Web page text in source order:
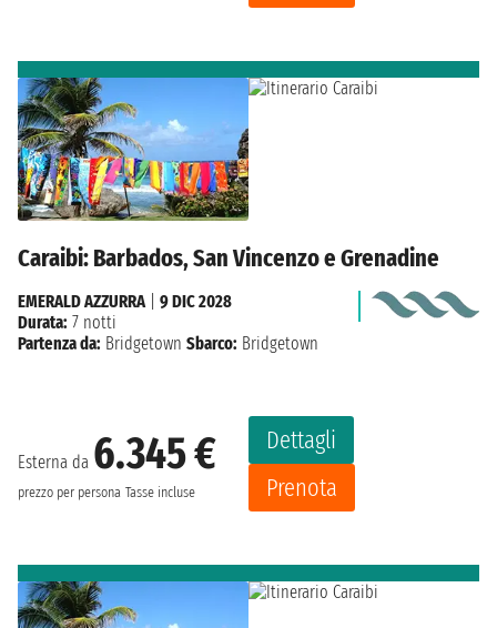
Caraibi: Barbados, San Vincenzo e Grenadine
Esterna da 6.345 €
prezzo per persona Tasse incluse
Dettagli
Prenota
EMERALD AZZURRA| 9 DIC 2028
Durata: 7 notti
Partenza da: Bridgetown Sbarco: Bridgetown